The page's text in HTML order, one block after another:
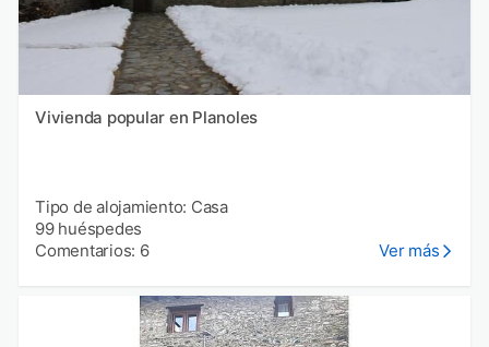
Vivienda popular en Planoles
Tipo de alojamiento: Casa
99 huéspedes
Comentarios: 6
Ver más